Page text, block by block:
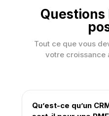
Questions
Tout ce que vous
votre croissance
Qu’est-ce qu’un